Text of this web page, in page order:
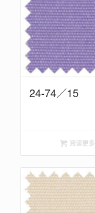
24-74／15
阅读更多